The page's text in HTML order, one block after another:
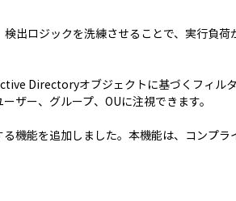
出ロジックを洗練させることで、実行負荷
Directoryオブジェクトに基づくフィル
ザー、グループ、OUに注視できます。
機能を追加しました。本機能は、コンプラ